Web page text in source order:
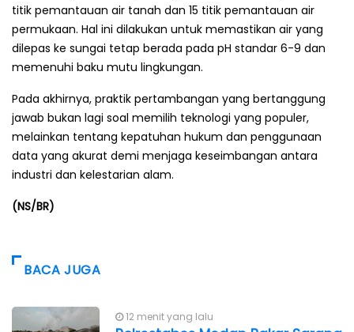
titik pemantauan air tanah dan 15 titik pemantauan air
permukaan. Hal ini dilakukan untuk memastikan air yang
dilepas ke sungai tetap berada pada pH standar 6-9 dan
memenuhi baku mutu lingkungan.
Pada akhirnya, praktik pertambangan yang bertanggung
jawab bukan lagi soal memilih teknologi yang populer,
melainkan tentang kepatuhan hukum dan penggunaan
data yang akurat demi menjaga keseimbangan antara
industri dan kelestarian alam.
(NS/BR)
BACA JUGA
12 menit yang lalu